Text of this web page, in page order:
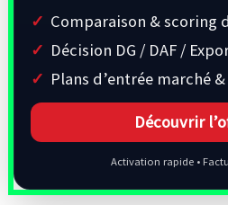
Comparaison & scoring
Décision DG / DAF /
Plans d’entrée marché
Découvrir
Activation rapide •